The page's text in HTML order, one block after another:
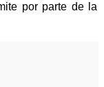
por parte de la